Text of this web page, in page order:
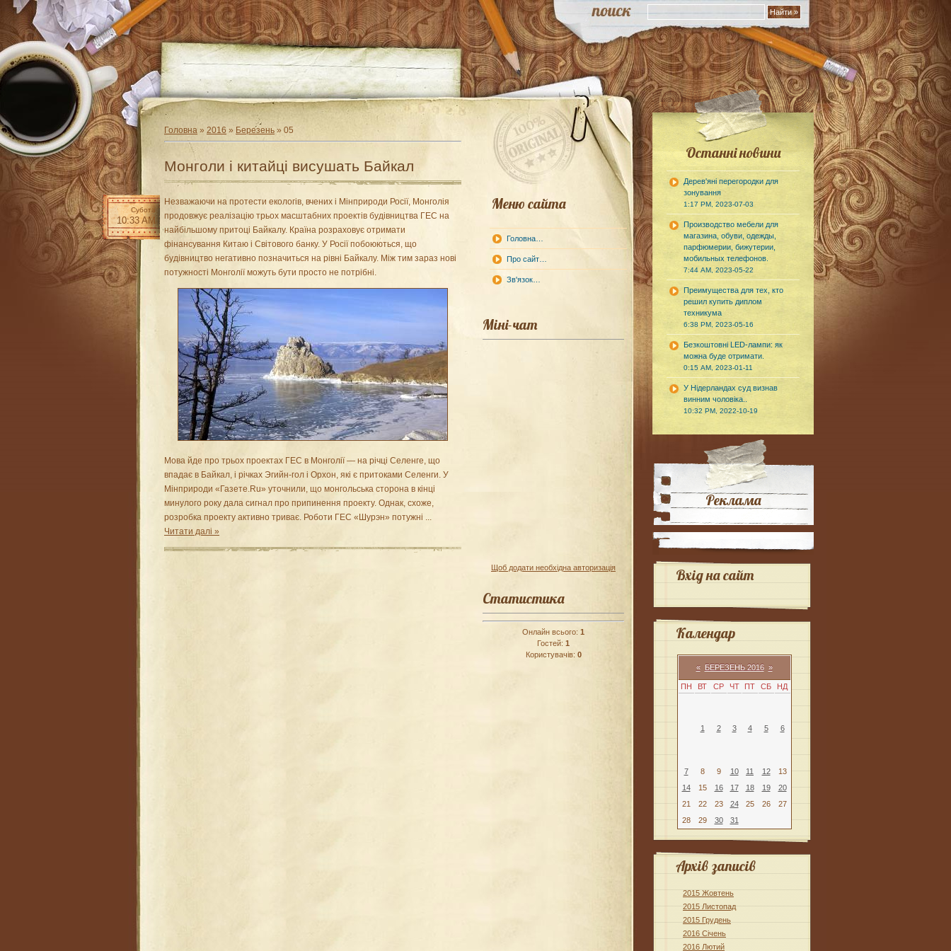
Головна » 2016 » Березень » 05
Монголи і китайці висушать Байкал
Субота
10:33 AM
Незважаючи на протести екологів, вчених і Мінприроди Росії, Монголія
продовжує реалізацію трьох масштабних проектів будівництва ГЕС на
найбільшому притоці Байкалу. Країна розраховує отримати
фінансування Китаю і Світового банку. У Росії побоюються, що
будівництво негативно позначиться на рівні Байкалу. Між тим зараз нові
потужності Монголії можуть бути просто не потрібні.
Мова йде про трьох проектах ГЕС в Монголії — на річці Селенге, що
впадає в Байкал, і річках Эгийн-гол і Орхон, які є притоками Селенги. У
Мінприроди «Газете.Ru» уточнили, що монгольська сторона в кінці
минулого року дала сигнал про припинення проекту. Однак, схоже,
розробка проекту активно триває. Роботи ГЕС «Шурэн» потужні ...
Читати далі »
Меню сайта
Головна…
Про сайт…
Зв'язок…
Міні-чат
Щоб додати необхідна авторизація
Статистика
Онлайн всього: 1
Гостей: 1
Користувачів: 0
Останні новини
Дерев'яні перегородки для
зонування
1:17 PM, 2023-07-03
Производство мебели для
магазина, обуви, одежды,
парфюмерии, бижутерии,
мобильных телефонов.
7:44 AM, 2023-05-22
Преимущества для тех, кто
решил купить диплом
техникума
6:38 PM, 2023-05-16
Безкоштовні LED-лампи: як
можна буде отримати.
0:15 AM, 2023-01-11
У Нідерландах суд визнав
винним чоловіка..
10:32 PM, 2022-10-19
Реклама
Вхід на сайт
Календар
« БЕРЕЗЕНЬ 2016 »
ПН ВТ СР ЧТ ПТ СБ НД
1 2 3 4 5 6
7 8 9 10 11 12
13
14
15 16 17 18 19
20
21
22 23 24 25 26
27
28
29 30 31
Архів записів
2015 Жовтень
2015 Листопад
2015 Грудень
2016 Січень
2016 Лютий